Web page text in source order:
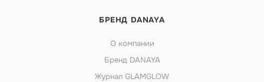
БРЕНД DANAYA
О компании
Бренд DANAYA
Журнал GLAMGLOW